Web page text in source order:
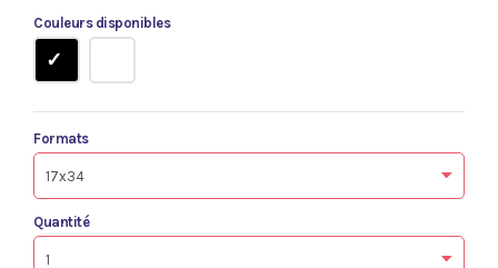
Couleurs disponibles
Formats
Quantité